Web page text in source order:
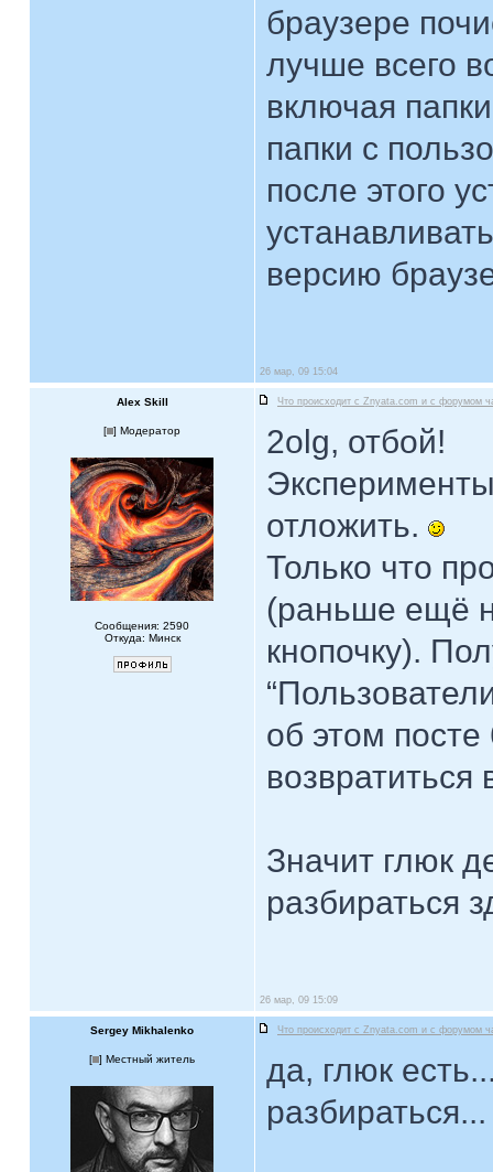
браузере
лучше всего
включая
папки с
после этого
версию
26 мар, 09 15:04
Alex Skill Что происходит с Znyata.com и с форумом
[ ] Модератор
Сообщения: 2590
Откуда: Минск
2olg, отбой!
отложить.
Только что
(раньше ещё
кнопочку).
об этом
возвратиться
Значит глюк
разбираться
26 мар, 09 15:09
Sergey Mikhalenko Что происходит с Znyata.com и с форумом
[ ] Местный житель
да, глюк
разбираться...